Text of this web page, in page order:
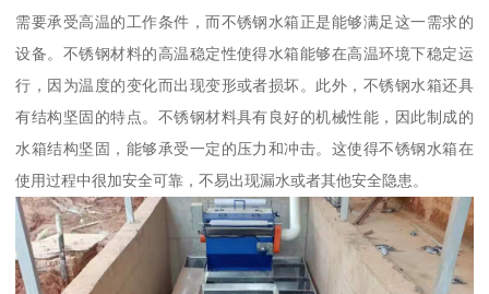
需要承受高温的工作条件，而不锈钢水箱正是能够满足这一需求的
设备。不锈钢材料的高温稳定性使得水箱能够在高温环境下稳定运
行，因为温度的变化而出现变形或者损坏。此外，不锈钢水箱还具
有结构坚固的特点。不锈钢材料具有良好的机械性能，因此制成的
水箱结构坚固，能够承受一定的压力和冲击。这使得不锈钢水箱在
使用过程中很加安全可靠，不易出现漏水或者其他安全隐患。